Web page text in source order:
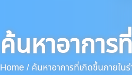
ค้นหาอาการ
Home / ค้นหาอาการที่เกิดขึ้นภายใน